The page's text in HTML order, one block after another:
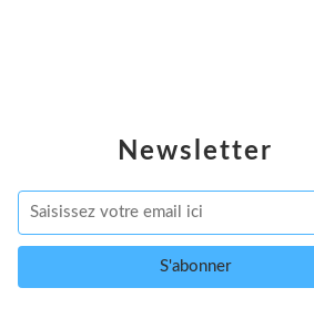
Newsletter